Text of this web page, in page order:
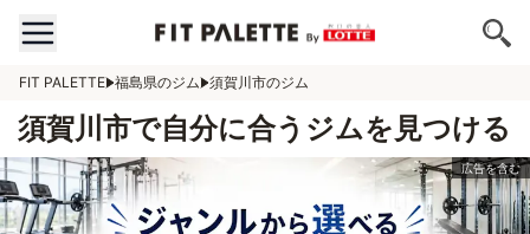
FIT PALETTE 福島県のジム 須賀川市のジム
須賀川市で自分に合うジムを見つける